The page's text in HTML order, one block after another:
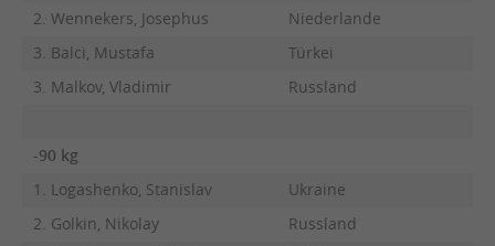
2. Wennekers, Josephus
Niederlande
3. Balci, Mustafa
Türkei
3. Malkov, Vladimir
Russland
-90 kg
1. Logashenko, Stanislav
Ukraine
2. Golkin, Nikolay
Russland